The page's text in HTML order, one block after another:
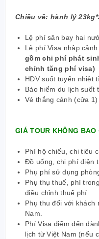
Chiều về: hành lý
Lệ phí sân bay hai
Lệ phí Visa nhập
gồm chi phí phát
chỉnh tăng phí visa)
HDV suốt tuyến nhiệt
Bảo hiểm du lịch suốt
Vé thắng cảnh (cửa
GIÁ TOUR KHÔNG BAO
Phí hộ chiếu, chi tiêu
Đồ uống, chi phí điện
Phụ phí sử dụng
Phụ thụ thuế, phí
điều chỉnh thuế phí
Phụ thu đối với khách
Nam.
Phí Visa điểm đến
lịch từ Việt Nam (nếu